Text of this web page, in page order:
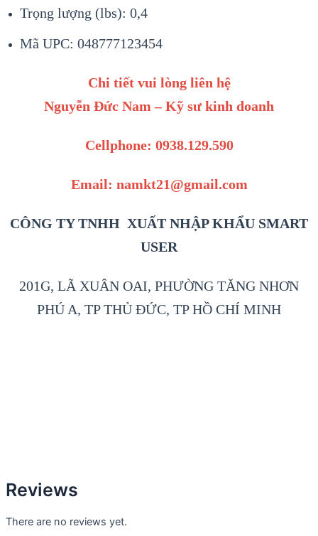
Trọng lượng (lbs): 0,4
Mã UPC: 048777123454
Chi tiết vui lòng liên hệ
Nguyễn Đức Nam – Kỹ sư kinh doanh
Cellphone: 0938.129.590
Email: namkt21@gmail.com
CÔNG TY TNHH XUẤT NHẬP KHẨU SMART
USER
201G, LÃ XUÂN OAI, PHƯỜNG TĂNG NHƠN
PHÚ A, TP THỦ ĐỨC, TP HỒ CHÍ MINH
Reviews
There are no reviews yet.